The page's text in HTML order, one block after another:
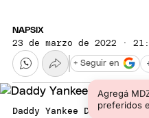
NAPSIX
23 de marzo de 2022 ·
Agregá
preferidos
+ Seguir en
Daddy Yankee Daddy